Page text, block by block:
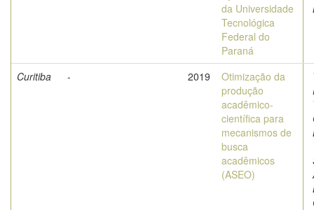
da Universidade
Tecnológica
Federal do
Paraná
Curitiba - 2019
Otimização da
produção
acadêmico-
científica para
mecanismos de
busca
acadêmicos
(ASEO)